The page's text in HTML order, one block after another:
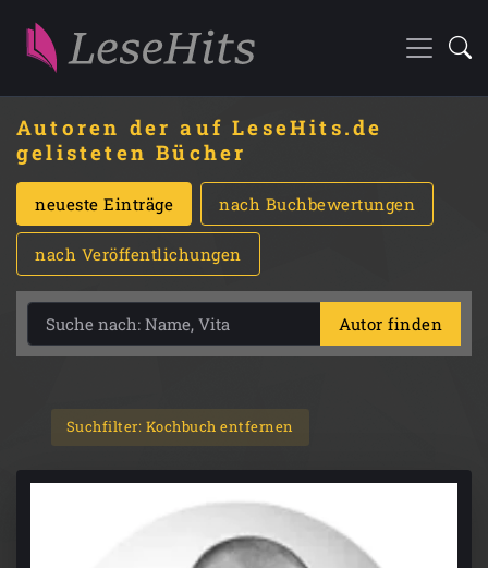
Autoren der auf LeseHits.de
gelisteten Bücher
neueste Einträge nach Buchbewertungen
nach Veröffentlichungen
Autor finden
Suchfilter: Kochbuch entfernen